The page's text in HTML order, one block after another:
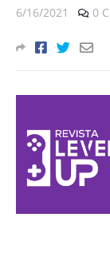
6/16/2021 0